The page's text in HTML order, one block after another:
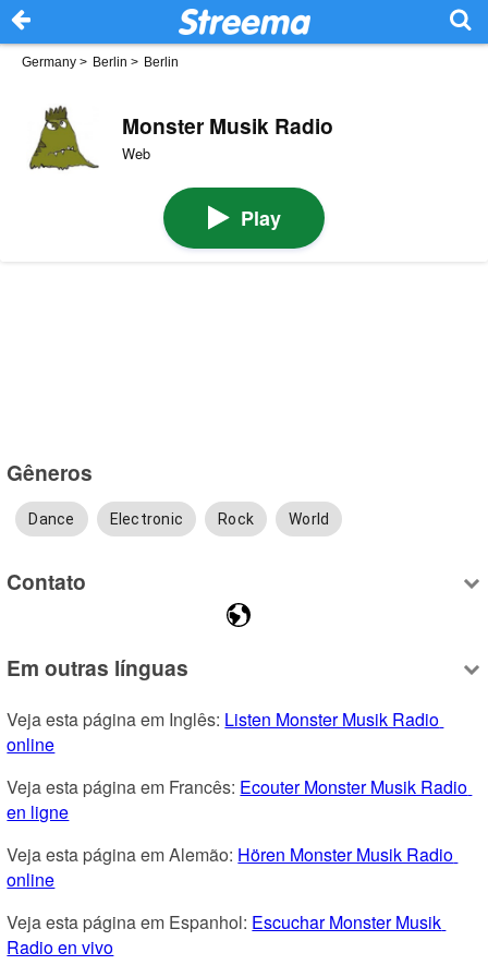
Germany > Berlin > Berlin
Monster Musik Radio
Web
Play
Gêneros
Dance Electronic Rock World
Contato
Em outras línguas
Veja esta página em Inglês: Listen Monster Musik Radio
online
Veja esta página em Francês: Ecouter Monster Musik Radio
en ligne
Veja esta página em Alemão: Hören Monster Musik Radio
online
Veja esta página em Espanhol: Escuchar Monster Musik
Radio en vivo